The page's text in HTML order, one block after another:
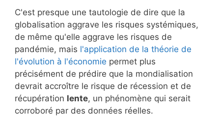
C'est presque une tautologie de dire que la
globalisation aggrave les risques systémiques,
de même qu'elle aggrave les risques de
pandémie, mais l'application de la théorie de
l'évolution à l'économie permet plus
précisément de prédire que la mondialisation
devrait accroître le risque de récession et de
récupération lente, un phénomène qui serait
corroboré par des données réelles.